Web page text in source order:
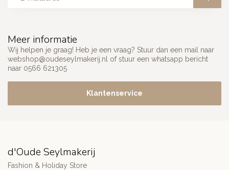
Meer informatie
Wij helpen je graag! Heb je een vraag? Stuur dan een mail naar
webshop@oudeseylmakerij.nl
of stuur een whatsapp bericht
naar 0566 621305
Klantenservice
d'Oude Seylmakerij
Fashion & Holiday Store